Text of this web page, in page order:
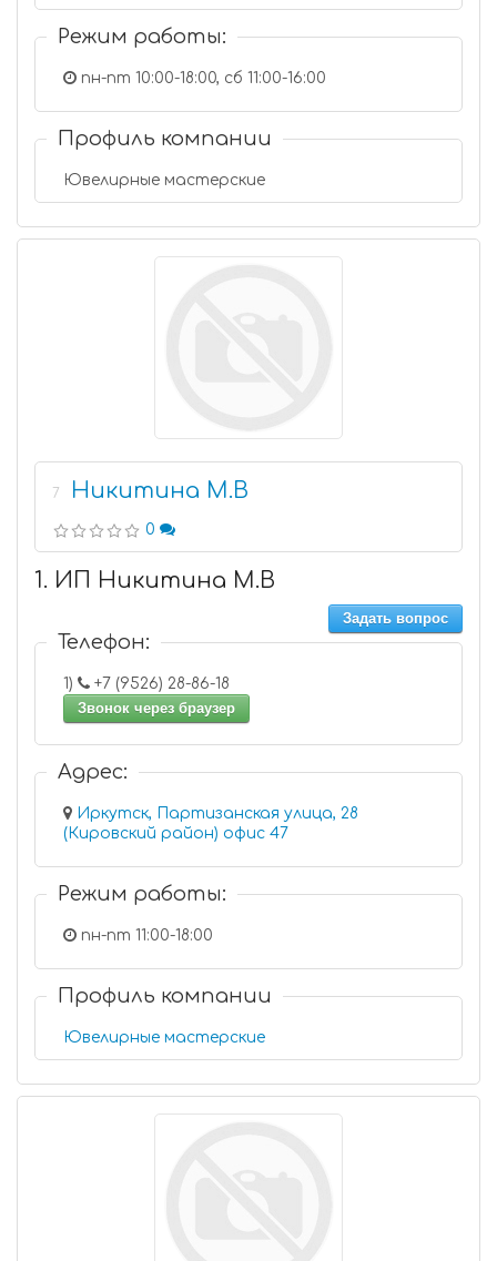
Режим работы:
пн-пт 10:00-18:00, сб 11:00-16:00
Профиль компании
Ювелирные мастерские
7 Никитина М.В
0
1. ИП Никитина М.В
Задать вопрос
Телефон:
1)
+7 (9526) 28-86-18
Звонок через браузер
Адрес:
Иркутск, Партизанская улица, 28
(Кировский район) офис 47
Режим работы:
пн-пт 11:00-18:00
Профиль компании
Ювелирные мастерские